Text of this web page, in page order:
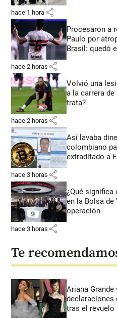
hace 1 hora share
Procesaron a
Paulo por
Brasil: quedó
hace 2 horas share
Volvió una
a la carrera de
trata?
hace 2 horas share
Así lavaba
colombiano
extraditado a
hace 3 horas share
¿Qué
en la Bolsa
operación
hace 3 horas share
Te
Ariana
declaraciones
tras el revuelo